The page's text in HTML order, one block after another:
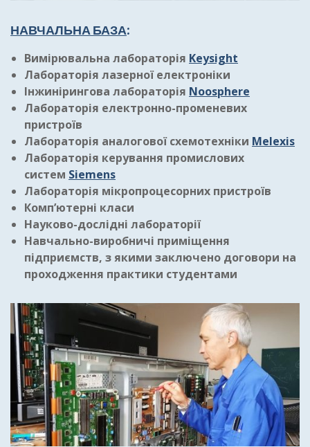
НАВЧАЛЬНА БАЗА:
Вимірювальна лабораторія Keysight
Лабораторія лазерної електроніки
Інжинірингова лабораторія Noosphere
Лабораторія електронно-променевих
пристроїв
Лабораторія аналогової схемотехніки Melexis
Лабораторія керування промислових
систем Siemens
Лабораторія мікропроцесорних пристроїв
Комп’ютерні класи
Науково-дослідні лабораторії
Навчально-виробничі приміщення
підприємств, з якими заключено договори на
проходження практики студентами